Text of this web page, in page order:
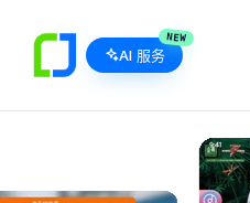
AI 服务
NEW